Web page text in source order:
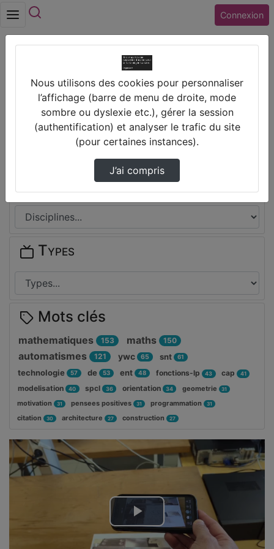
Connexion
Vidéos
Lire
Prendre des notes
Il n'y a pas de note disponible pour vous pour cette vidéo.
Connectez-vous pour en créer une nouvelle.
Disciplines
Types
Mots clés
mathematiques 153 maths 150
automatismes 121 ywc 65 snt 61
technologie 57 de 53 ent 48 fonctions-lp 43 cap 41
modelisation 40 spcl 36 orientation 34 geometrie 31
motivation 31 pensees positives 31 programmation 31
citation 30 architecture 27 construction 27
Nous utilisons des cookies pour personnaliser
l’affichage (barre de menu de droite, mode
sombre ou dyslexie etc.), gérer la session
(authentification) et analyser le trafic du site
(pour certaines instances).
J’ai compris